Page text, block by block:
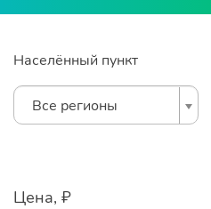
Населённый пункт
Все регионы
Цена, ₽